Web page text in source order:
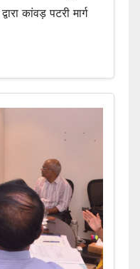
कांवड़ पटरी मार्ग